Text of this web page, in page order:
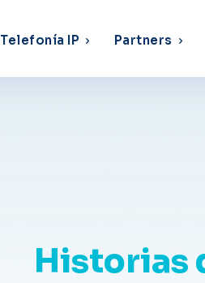
Telefonía IP Partners
Historias